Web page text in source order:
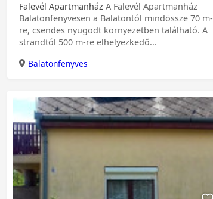
Falevél Apartmanház A Falevél Apartmanház
Balatonfenyvesen a Balatontól mindössze 70 m-
re, csendes nyugodt környezetben található. A
strandtól 500 m-re elhelyezkedő...
Balatonfenyves